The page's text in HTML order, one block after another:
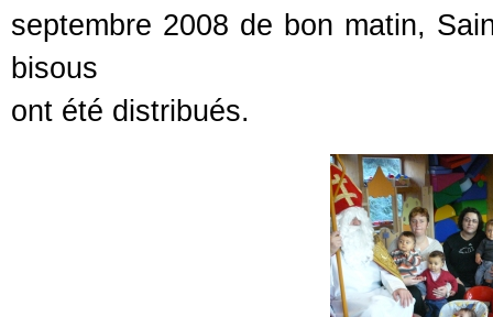
septembre 2008 de bon matin,
bisous
ont été distribués.